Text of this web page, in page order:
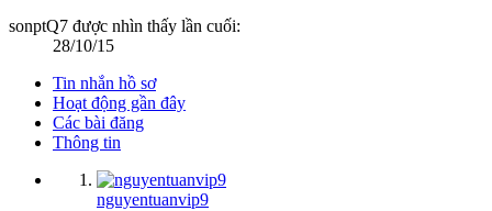
sonptQ7 được nhìn thấy lần cuối:
28/10/15
Tin nhắn hồ sơ
Hoạt động gần đây
Các bài đăng
Thông tin
nguyentuanvip9